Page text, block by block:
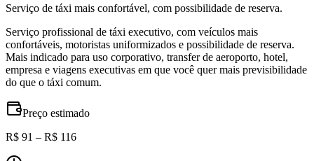
Serviço de táxi mais confortável, com possibilidade de reserva.
Serviço profissional de táxi executivo, com veículos mais
confortáveis, motoristas uniformizados e possibilidade de reserva.
Mais indicado para uso corporativo, transfer de aeroporto, hotel,
empresa e viagens executivas em que você quer mais previsibilidade
do que o táxi comum.
Preço estimado
R$ 91 – R$ 116